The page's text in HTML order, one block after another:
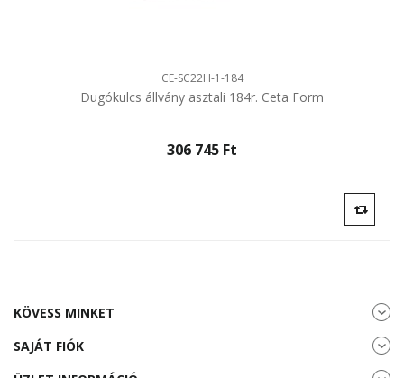
CE-SC22H-1-184
Dugókulcs állvány asztali 184r. Ceta Form
306 745 Ft‎
KÖVESS MINKET
SAJÁT FIÓK